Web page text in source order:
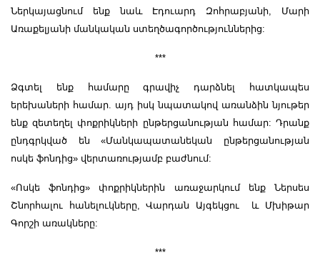
Ներկայացնում ենք նաև Էդուարդ Զոհրաբյանի, Մարի
Առաքելյանի մանկական ստեղծագործություններից:
***
Ձգտել ենք համարը գրավիչ դարձնել հատկապես
երեխաների համար. այդ իսկ նպատակով առանձին նյութեր
ենք զետեղել փոքրիկների ընթերցանության համար: Դրանք
ընդգրկված են «Մանկապատանեկան ընթերցանության
ոսկե ֆոնդից» վերտառությամբ բաժնում:
«Ոսկե ֆոնդից» փոքրիկներին առաջարկում ենք Ներսես
Շնորհալու հանելուկները, Վարդան Այգեկցու և Մխիթար
Գորշի առակները:
***